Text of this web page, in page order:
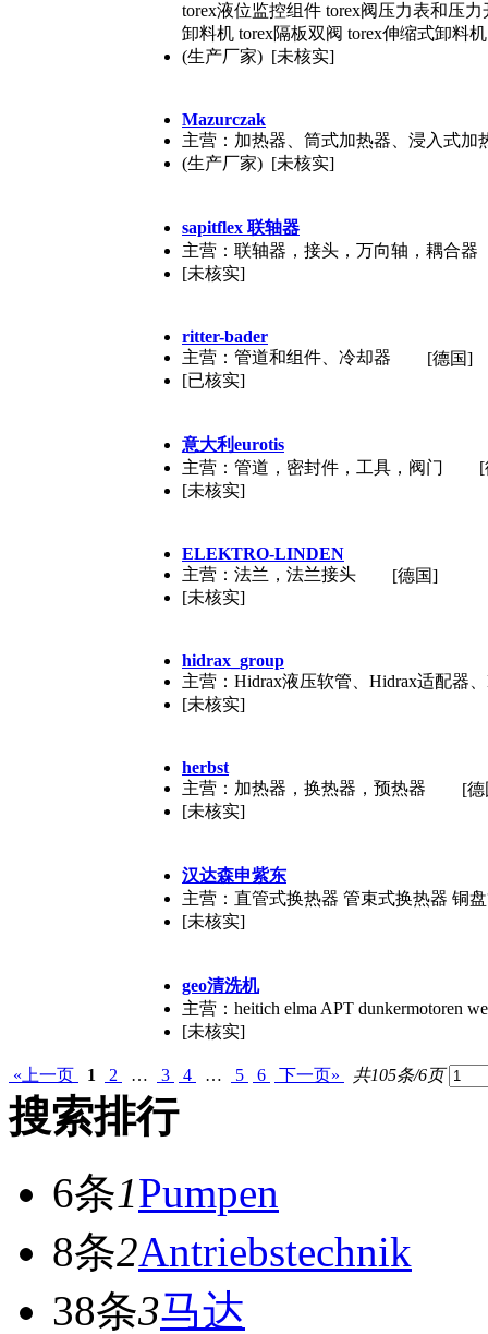
torex液位监控组件 torex阀压力表和压
卸料机 torex隔板双阀 torex伸缩式卸料机
(生产厂家) [未核实]
Mazurczak
主营：加热器、筒式加热器、浸入式
(生产厂家) [未核实]
sapitflex 联轴器
主营：联轴器，接头，万向轴，耦合器
[未核实]
ritter-bader
主营：管道和组件、冷却器
[已核实]
[德国]
意大利eurotis
主营：管道，密封件，工具，阀门
[未核实]
[
ELEKTRO-LINDEN
主营：法兰，法兰接头
[未核实]
[德国]
hidrax_group
主营：Hidrax液压软管、Hidrax适配器
[未核实]
herbst
主营：加热器，换热器，预热器
[未核实]
[
汉达森申紫东
主营：直管式换热器 管束式换热器 铜
[未核实]
geo清洗机
主营：heitich elma APT dunkermotoren
[未核实]
«上一页 1 2 … 3 4 … 5 6 下一页» 共105条/6页
搜索排行
6条1Pumpen
8条2Antriebstechnik
38条3马达